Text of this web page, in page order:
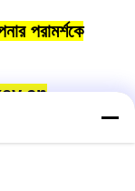
পরামর্শকে